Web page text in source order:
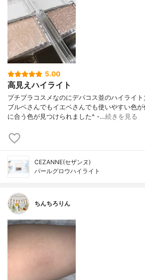
5.00
高見えハイライト
プチプラコスメなのにデパコス並のハイライト
ブルベさんでもイエベさんでも使いやすい色
に合う色が見つけられました^ -…続きを見る
CEZANNE(セザンヌ)
パールグロウハイライト
ちんちろりん